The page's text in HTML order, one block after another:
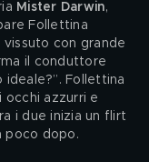
Mister Darwin,
Follettina
vissuto con grande
il conduttore
ideale?”. Follettina
occhi azzurri e
i due inizia un flirt
poco dopo.